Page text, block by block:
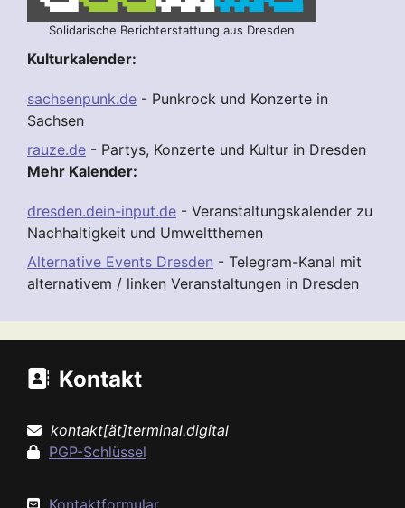
Solidarische Berichterstattung aus Dresden
Kulturkalender:
sachsenpunk.de - Punkrock und Konzerte in
Sachsen
rauze.de - Partys, Konzerte und Kultur in Dresden
Mehr Kalender:
dresden.dein-input.de - Veranstaltungskalender zu
Nachhaltigkeit und Umweltthemen
Alternative Events Dresden - Telegram-Kanal mit
alternativem / linken Veranstaltungen in Dresden
Kontakt
kontakt[ät]terminal.digital
PGP-Schlüssel
Kontaktformular